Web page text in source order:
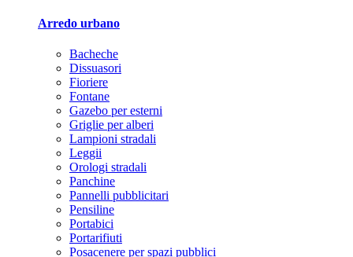
Arredo urbano
Bacheche
Dissuasori
Fioriere
Fontane
Gazebo per esterni
Griglie per alberi
Lampioni stradali
Leggii
Orologi stradali
Panchine
Pannelli pubblicitari
Pensiline
Portabici
Portarifiuti
Posacenere per spazi pubblici